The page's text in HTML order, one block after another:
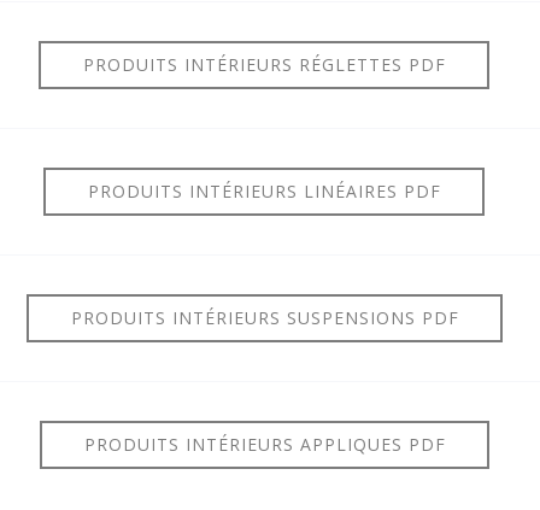
PRODUITS INTÉRIEURS RÉGLETTES PDF
PRODUITS INTÉRIEURS LINÉAIRES PDF
PRODUITS INTÉRIEURS SUSPENSIONS PDF
PRODUITS INTÉRIEURS APPLIQUES PDF